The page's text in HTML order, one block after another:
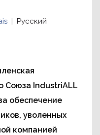
Русский
Союза IndustriALL
обеспечение
уволенных
компанией